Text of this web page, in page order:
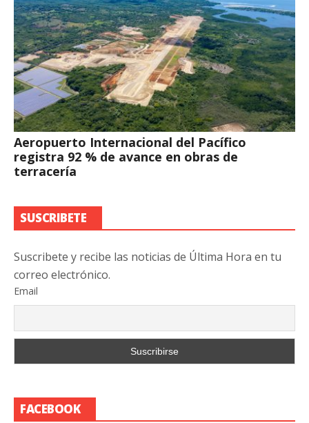
Aeropuerto Internacional del Pacífico
registra 92 % de avance en obras de
terracería
SUSCRIBETE
Suscribete y recibe las noticias de Última Hora en tu
correo electrónico.
Email
FACEBOOK